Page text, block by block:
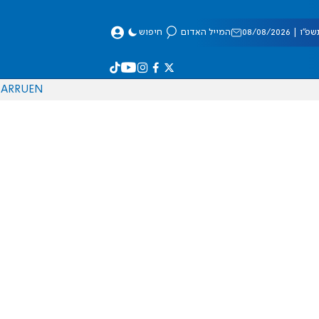
08/2026 המייל האדום חיפוש
EN
RU
AR